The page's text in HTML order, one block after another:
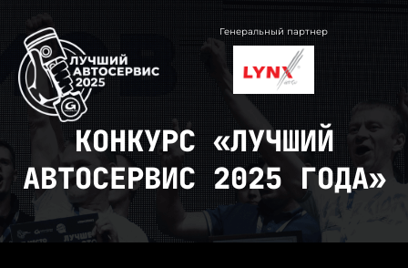
содержимому
Генеральный партнер
КОНКУРС «ЛУЧШИЙ
АВТОСЕРВИС 2025 ГОДА»